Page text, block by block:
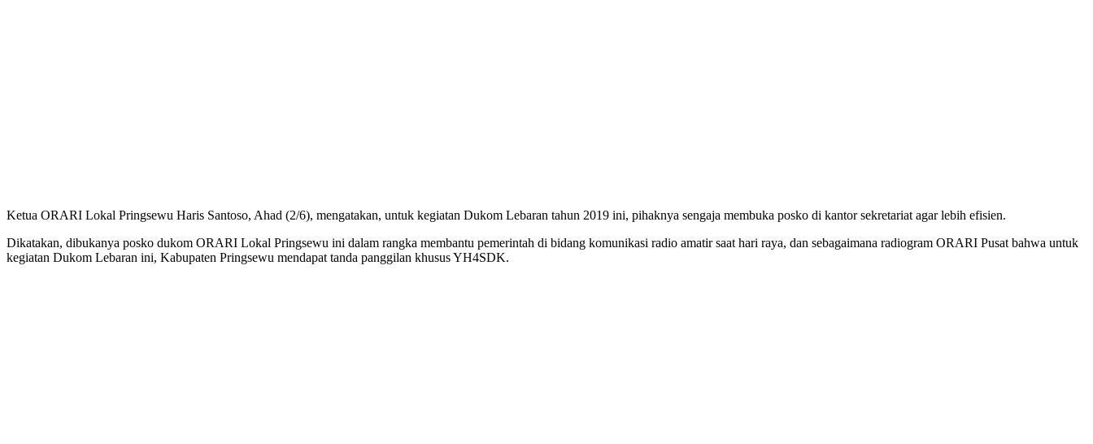
Ketua ORARI Lokal Pringsewu Haris Santoso, Ahad (2/6), mengatakan, untuk kegiatan Dukom Lebaran tahun 2019 ini, pihaknya sengaja membuka posko di kantor sekretariat agar lebih efisien.
Dikatakan, dibukanya posko dukom ORARI Lokal Pringsewu ini dalam rangka membantu pemerintah di bidang komunikasi radio amatir saat hari raya, dan sebagaimana radiogram ORARI Pusat bahwa untuk
kegiatan Dukom Lebaran ini, Kabupaten Pringsewu mendapat tanda panggilan khusus YH4SDK.